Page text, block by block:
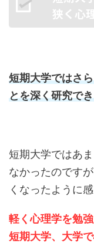
狭く心
短期大学ではさ
とを深く研究で
短期大学ではあ
なかったのです
くなったように感
軽く心理学を勉
短期大学、大学